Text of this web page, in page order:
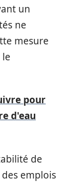
un
ne
mesure
pour
d'eau
de
emplois